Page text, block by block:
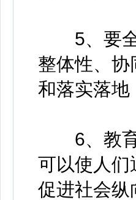
5、要全
整体性、
和落实落地
6、教育
可以使人们
促进社会纵